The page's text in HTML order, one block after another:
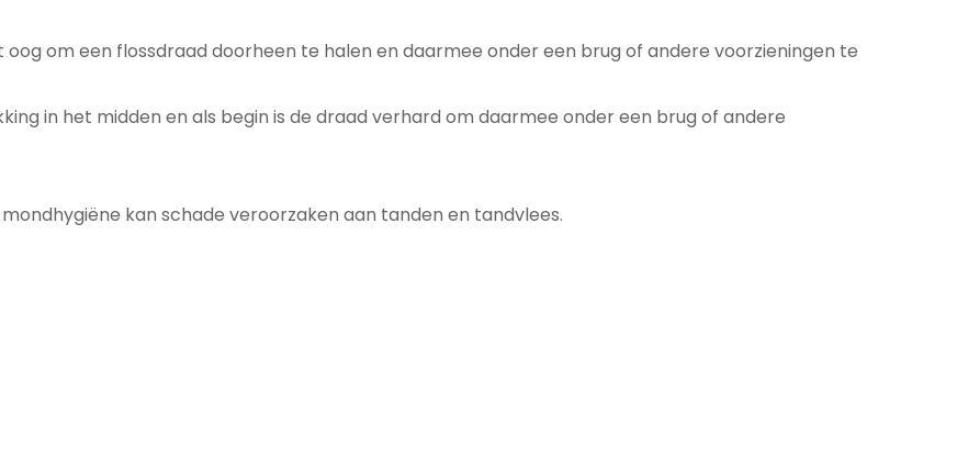
om een flossdraad doorheen te halen en daarmee onder een brug of andere voorzieningen te
in het midden en als begin is de draad verhard om daarmee onder een brug of andere
kan schade veroorzaken aan tanden en tandvlees.